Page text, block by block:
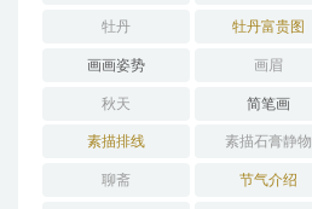
牡丹 牡丹富贵图
画画姿势 画眉
秋天 简笔画
素描排线 素描石膏静物
聊斋 节气介绍